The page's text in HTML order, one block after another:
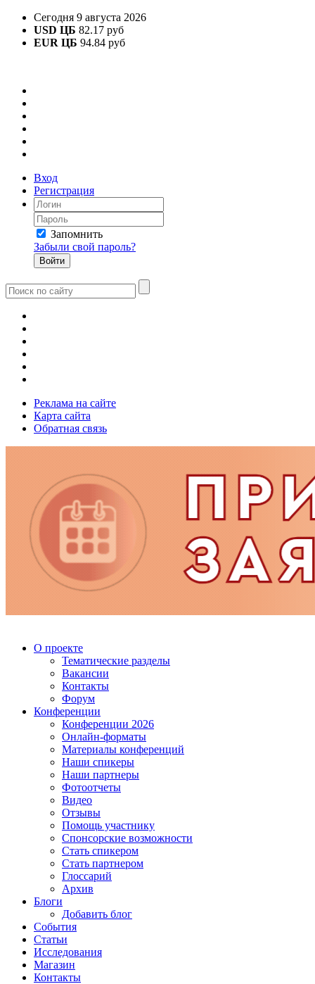
Сегодня 9 августа 2026
USD ЦБ 82.17 руб
EUR ЦБ 94.84 руб
Вход
Регистрация
Запомнить
Забыли свой пароль?
Реклама на сайте
Карта сайта
Обратная связь
О проекте
Тематические разделы
Вакансии
Контакты
Форум
Конференции
Конференции 2026
Онлайн-форматы
Материалы конференций
Наши спикеры
Наши партнеры
Фотоотчеты
Видео
Отзывы
Помощь участнику
Спонсорские возможности
Стать спикером
Стать партнером
Глоссарий
Архив
Блоги
Добавить блог
События
Статьи
Исследования
Магазин
Контакты